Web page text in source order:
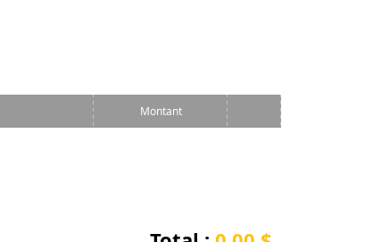
Montant